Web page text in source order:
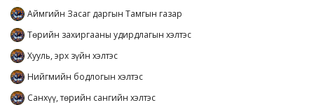
Аймгийн Засаг даргын Тамгын газар
Төрийн захиргааны удирдлагын хэлтэс
Хууль, эрх зүйн хэлтэс
Нийгмийн бодлогын хэлтэс
Санхүү, төрийн сангийн хэлтэс